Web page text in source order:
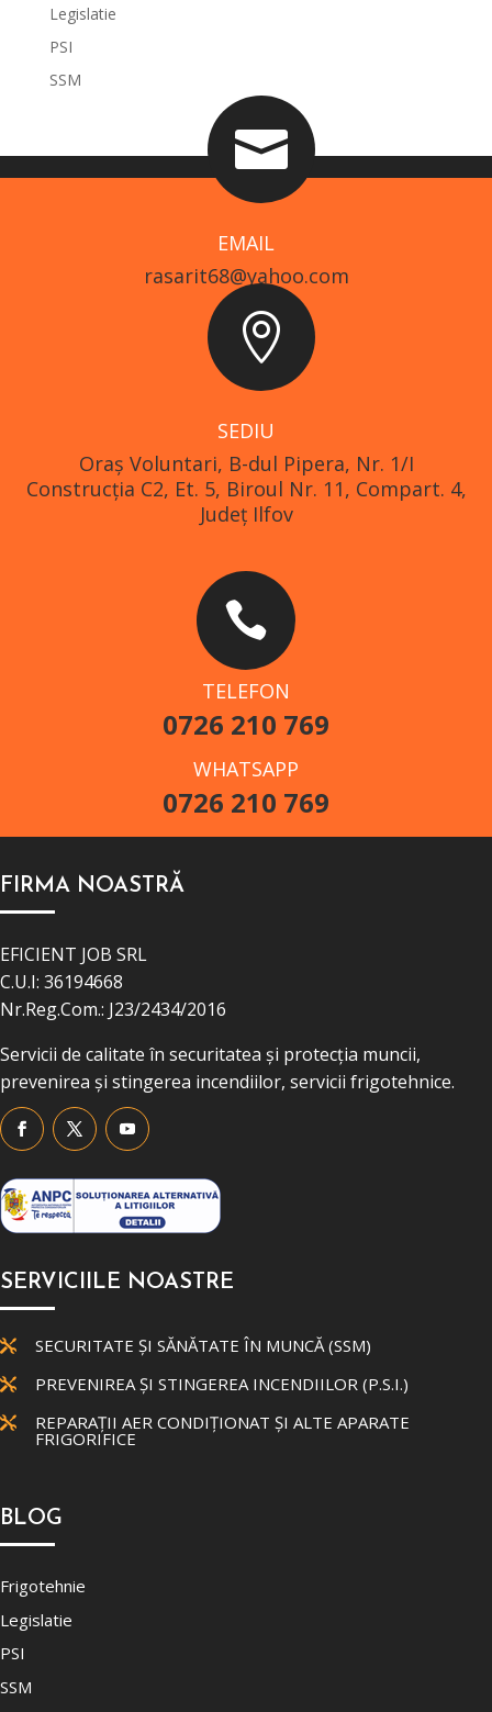
Legislatie
PSI
SSM

EMAIL
rasarit68@yahoo.com

SEDIU
Oraş Voluntari, B-dul Pipera, Nr. 1/I
Construcția C2, Et. 5, Biroul Nr. 11, Compart. 4,
Județ Ilfov

TELEFON
0726 210 769
WHATSAPP
0726 210 769
FIRMA NOASTRĂ
EFICIENT JOB SRL
C.U.I: 36194668
Nr.Reg.Com.: J23/2434/2016
Servicii de calitate în securitatea și protecția muncii,
prevenirea și stingerea incendiilor, servicii frigotehnice.
SERVICIILE NOASTRE
 SECURITATE ȘI SĂNĂTATE ÎN MUNCĂ (SSM)
 PREVENIREA ȘI STINGEREA INCENDIILOR (P.S.I.)
 REPARAȚII AER CONDIȚIONAT ȘI ALTE APARATE
FRIGORIFICE
BLOG
Frigotehnie
Legislatie
PSI
SSM